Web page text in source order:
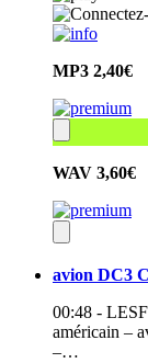
MP3 2,40€
WAV 3,60€
avion DC3
00:48 -
américain –
–…